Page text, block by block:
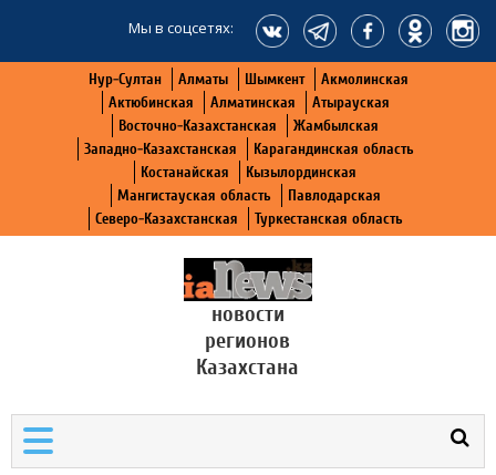
Мы в соцсетях:
Нур-Султан Алматы Шымкент
Акмолинская
Актюбинская
Алматинская
Атырауская
Восточно-Казахстанская
Жамбылская
Западно-Казахстанская
Карагандинская область
Костанайская
Кызылординская
Мангистауская область
Павлодарская
Северо-Казахстанская
Туркестанская область
новости
регионов
Казахстана